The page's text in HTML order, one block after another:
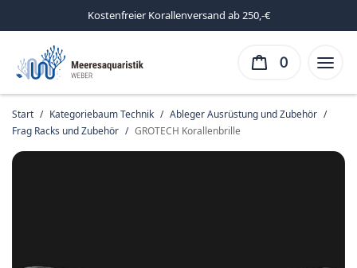
Kostenfreier Korallenversand ab 250,-€
0
Start / Kategoriebaum Technik / Ableger Ausrüstung und Zubehör /
Frag Racks und Zubehör / GROTECH Korallenbrille